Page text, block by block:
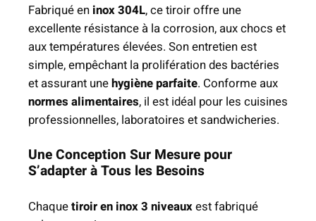
M
e
u
b
l
e
B
s
I
o
Fabriqué en inox 304L, ce tiroir offre une
excellente résistance à la corrosion, aux chocs et
aux températures élevées. Son entretien est
simple, empêchant la prolifération des bactéries
et assurant unehygiène parfaite. Conforme aux
normes alimentaires, il est idéal pour les cuisines
professionnelles, laboratoires et sandwicheries.
Une Conception Sur Mesure pour
S’adapter à Tous les Besoins
Chaquetiroir en inox 3 niveauxest fabriqué